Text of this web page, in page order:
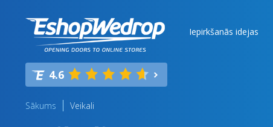
Iepirkšanās idejas
4.6
Sākums Veikali